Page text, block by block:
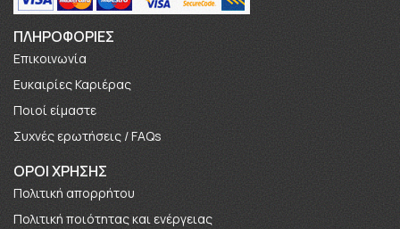
ΠΛΗΡΟΦΟΡΊΕΣ
Επικοινωνία
Ευκαιρίες Καριέρας
Πoιοί είμαστε
Συχνές ερωτήσεις / FAQs
ΟΡΟΙ ΧΡΗΣΗΣ
Πολιτική απορρήτου
Πολιτική ποιότητας και ενέργειας